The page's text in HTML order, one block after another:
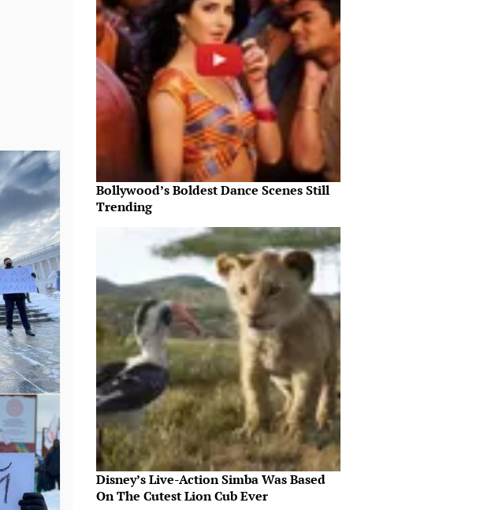
Bollywood’s Boldest Dance Scenes Still
Trending
Disney’s Live-Action Simba Was Based
On The Cutest Lion Cub Ever